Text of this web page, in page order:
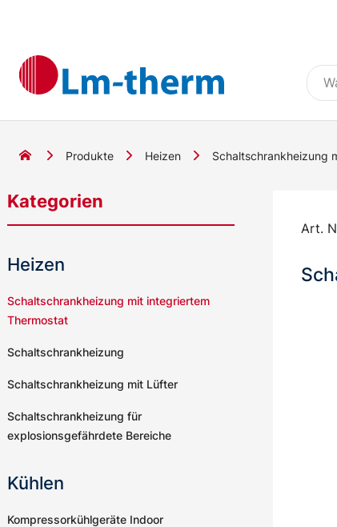
Produkte Heizen Schaltschrankheizung
Art.
Kategorien
Heizen
Schaltschrankheizung mit integriertem
Thermostat
Schaltschrankheizung
Schaltschrankheizung mit Lüfter
Schaltschrankheizung für
explosionsgefährdete Bereiche
Kühlen
Kompressorkühlgeräte Indoor